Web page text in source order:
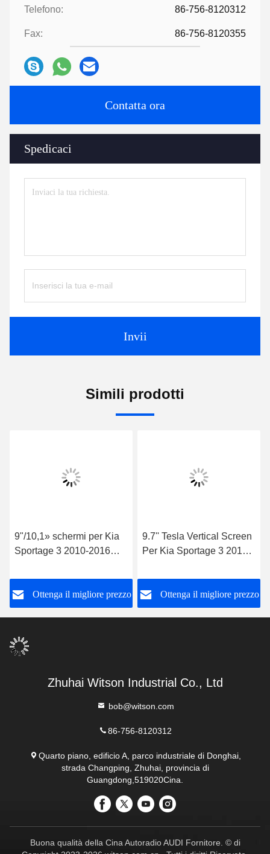
Telefono: 86-756-8120312
Fax: 86-756-8120355
Contatta ora
Spedicaci
Invii
Simili prodotti
9"/10,1» schermi per Kia
Sportage 3 2010-2016
CarPlay di multimedia
dell'automobile
Ottenga il migliore prezzo
9.7'' Tesla Vertical Screen
Per Kia Sportage 3 2010-
Player per auto
Ottenga il migliore prezzo
Zhuhai Witson Industrial Co., Ltd
bob@witson.com
86-756-8120312
Quarto piano, edificio A, parco industriale di Donghai,
strada Changping, Zhuhai, provincia di
Guangdong,519020Cina.
Buona qualità della Cina Autoradio AUDI Fornitore. © di